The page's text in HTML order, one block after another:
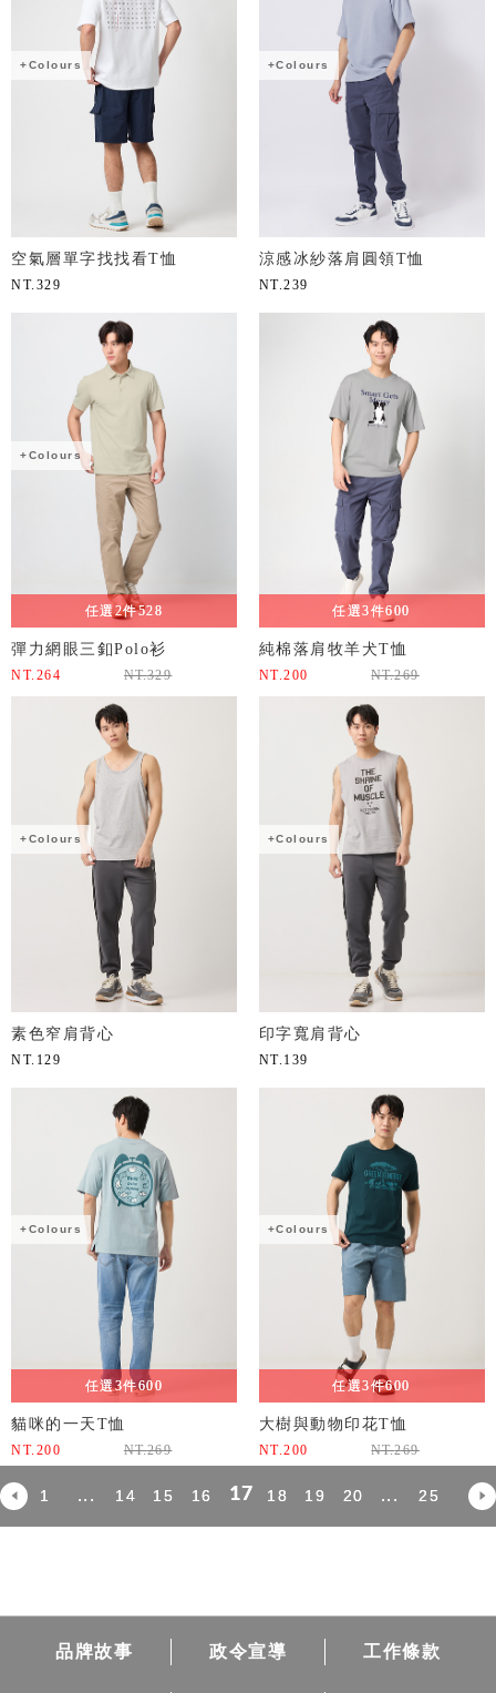
+Colours
空氣層單字找找看T恤
NT. 329
+Colours
涼感冰紗落肩圓領T恤
NT.239
+Colours
任選2件528
彈力網眼三釦Polo衫
NT. 264 NT.329
任選3件600
純棉落肩牧羊犬T恤
NT.200 NT.269
+Colours
素色窄肩背心
NT. 129
+Colours
印字寬肩背心
NT. 139
+Colours
任選3件600
貓咪的一天T恤
NT. 200 NT.269
+Colours
任選3件600
大樹與動物印花T恤
NT. 200 NT.269
1 ... 14 15 16 17 18 19 20 ... 25
品牌故事 政令宣導 工作條款